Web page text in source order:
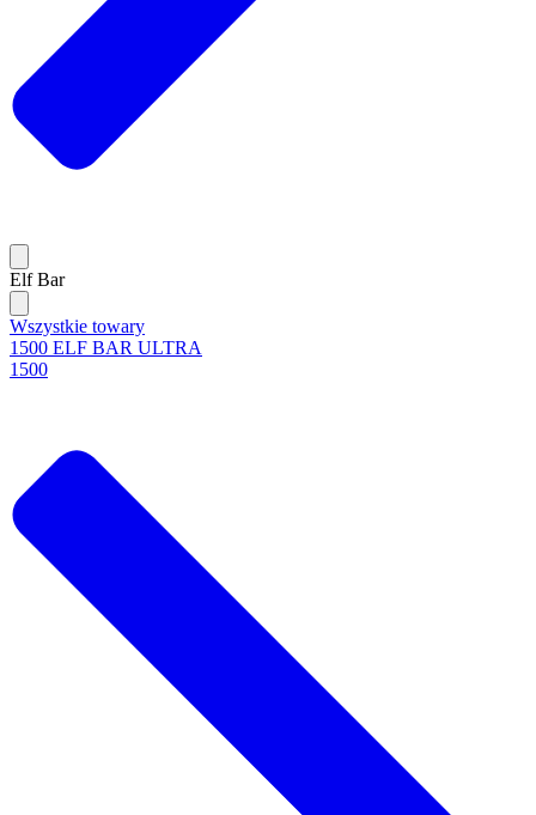
Elf Bar
Wszystkie towary
1500 ELF BAR ULTRA
1500